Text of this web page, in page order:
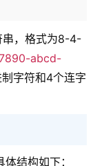
串，格式为8-4-
abcd-
字符和4个连字
结构如下：